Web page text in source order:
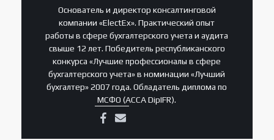
Основатель и директор консалтинговой
компании «ElectEx». Практический опыт
работы в сфере бухгалтерского учета и аудита
свыше 12 лет. Победитель республиканского
конкурса «Лучшие профессионалы в сфере
бухгалтерского учета» в номинации «Лучший
бухгалтер» 2007 года. Обладатель диплома по
МСФО (ACCA DipIFR).